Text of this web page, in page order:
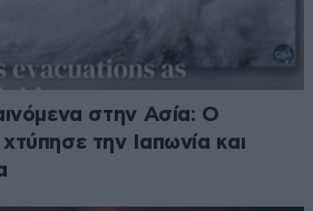
στην Ασία: Ο
την Ιαπωνία και